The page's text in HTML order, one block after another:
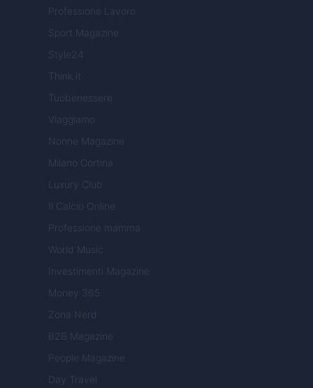
Professione Lavoro
Sport Magazine
Style24
Think.it
Tuobenessere
Viaggiamo
Nonne Magazine
Milano Cortina
Luxury Club
Il Calcio Online
Professione mamma
World Music
Investimenti Magazine
Money 365
Zona Nerd
B2B Magazine
People Magazine
Day Travel